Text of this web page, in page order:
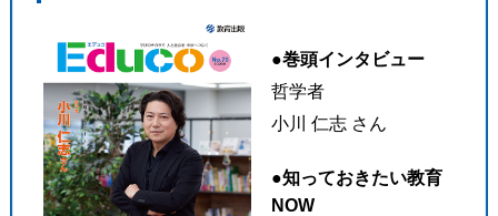
●巻頭インタビュー
哲学者
小川 仁志 さん
●知っておきたい教育
NOW